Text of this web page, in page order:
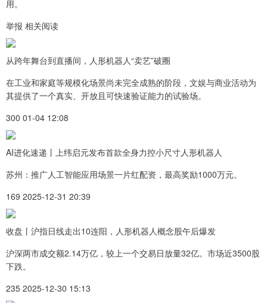
用。
举报 相关阅读
从跨年舞台到直播间，人形机器人“卖艺”破圈
在工业和家庭等规模化场景尚未完全成熟的阶段，文娱与商业活动为
其提供了一个真实、开放且可快速验证能力的试验场。
300 01-04 12:08
AI进化速递丨上纬启元发布首款全身力控小尺寸人形机器人
苏州：推广人工智能应用场景一片红配资，最高奖励1000万元。
169 2025-12-31 20:39
收盘丨沪指日线走出10连阳，人形机器人概念股午后爆发
沪深两市成交额2.14万亿，较上一个交易日放量32亿。市场近3500股
下跌。
235 2025-12-30 15:13